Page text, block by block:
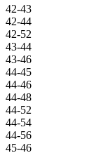
42-43
42-44
42-52
43-44
43-46
44-45
44-46
44-48
44-52
44-54
44-56
45-46